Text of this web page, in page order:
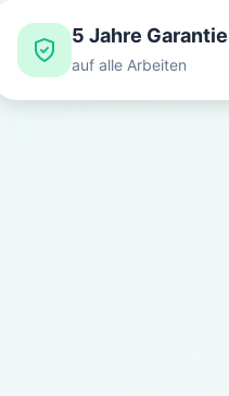
5 Jahre Garantie
auf alle Arbeiten